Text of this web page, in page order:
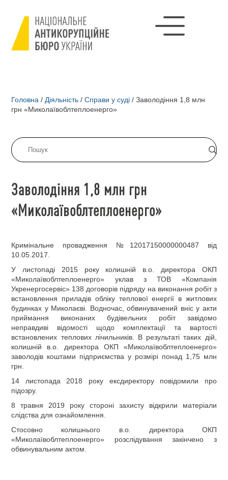
Головна / Діяльність / Справи у суді / Заволодіння 1,8 млн
грн «Миколаївоблтеплоенерго»
Заволодіння 1,8 млн грн
«Миколаївоблтеплоенерго»
Кримінальне провадження №12017150000000487 від
10.05.2017.
У листопаді 2015 року колишній в.о. директора ОКП
«Миколаївоблтеплоенерго» уклав з ТОВ «Компанія
Укренергосервіс» 138 договорів підряду на виконання робіт з
встановлення приладів обліку теплової енергії в житлових
будинках у Миколаєві. Водночас, обвинувачений вніс у акти
приймання виконаних будівельних робіт завідомо
неправдиві відомості щодо комплектації та вартості
встановлених теплових лічильників. В результаті таких дій,
колишній в.о. директора ОКП «Миколаївоблтеплоенерго»
заволодів коштами підприємства у розмірі понад 1,75 млн
грн.
14 листопада 2018 року ексдиректору повідомили про
підозру.
8 травня 2019 року стороні захисту відкрили матеріали
слідства для ознайомлення.
Стосовно колишнього в.о. директора ОКП
«Миколаївоблтеплоенерго» розслідування закінчено з
обвинувальним актом.